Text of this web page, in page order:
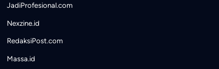
JadiProfesional.com
Nexzine.id
RedaksiPost.com
Massa.id